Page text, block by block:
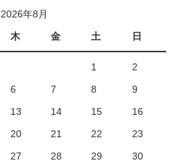
2026年8月
木 金 土 日
1
2
6 7 8
9
13 14 15
16
20 21 22
23
27 28 29
30